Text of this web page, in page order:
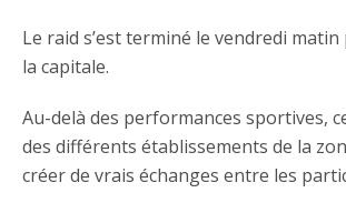
Le raid s’est terminé le vendredi
la capitale.
Au-delà des performances sportives,
des différents établissements de la
créer de vrais échanges entre les